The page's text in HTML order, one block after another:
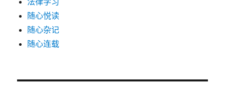
法律学习
随心悦读
随心杂记
随心连载